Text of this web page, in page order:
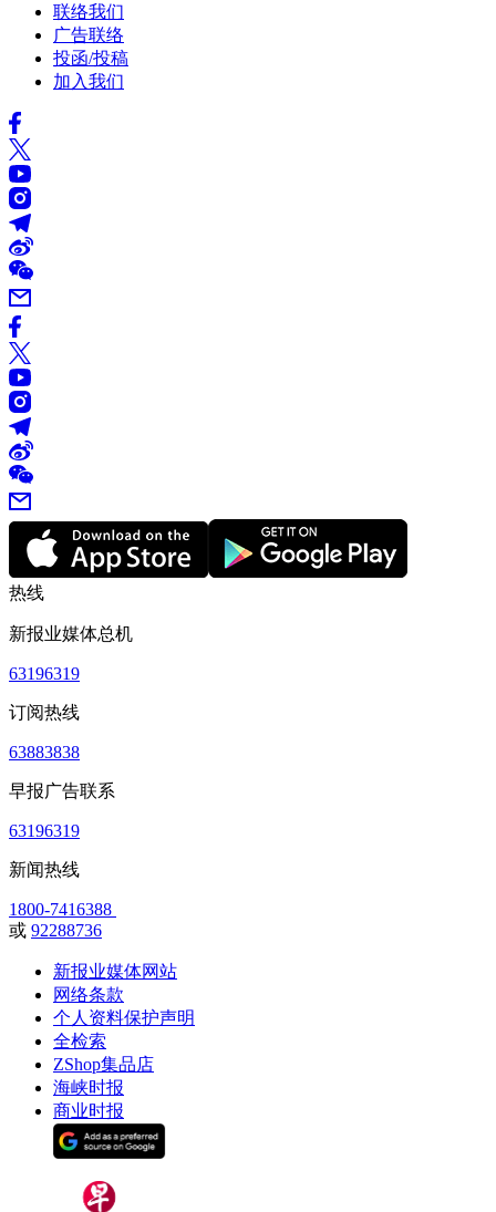
联络我们
广告联络
投函/投稿
加入我们
热线
新报业媒体总机
63196319
订阅热线
63883838
早报广告联系
63196319
新闻热线
1800-7416388
或 92288736
新报业媒体网站
网络条款
个人资料保护声明
全检索
ZShop集品店
海峡时报
商业时报